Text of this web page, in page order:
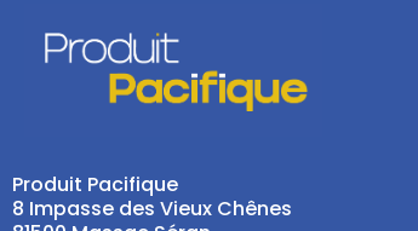
Produit Pacifique
8 Impasse des Vieux Chênes